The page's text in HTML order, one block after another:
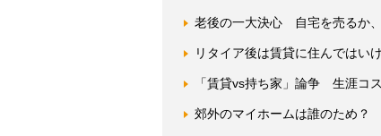
老後の一大決心 自宅を売るか
リタイア後は賃貸に住んではい
「賃貸vs持ち家」論争 生涯コ
郊外のマイホームは誰のため